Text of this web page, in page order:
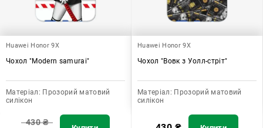
Huawei Honor 9X
Чохол "Modern samurai"
Матеріал: Прозорий матовий
силікон
430₴
Huawei Honor 9X
Чохол "Вовк з Уолл-стріт"
Матеріал: Прозорий матовий
силікон